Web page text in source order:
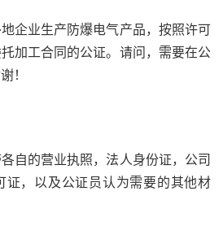
企业生产防爆电气产品，按照许可
加工合同的公证。请问，需要在公
！
自的营业执照，法人身份证，公司
证，以及公证员认为需要的其他材